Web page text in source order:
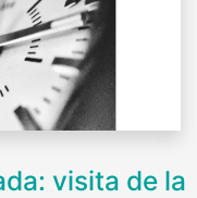
visita de la